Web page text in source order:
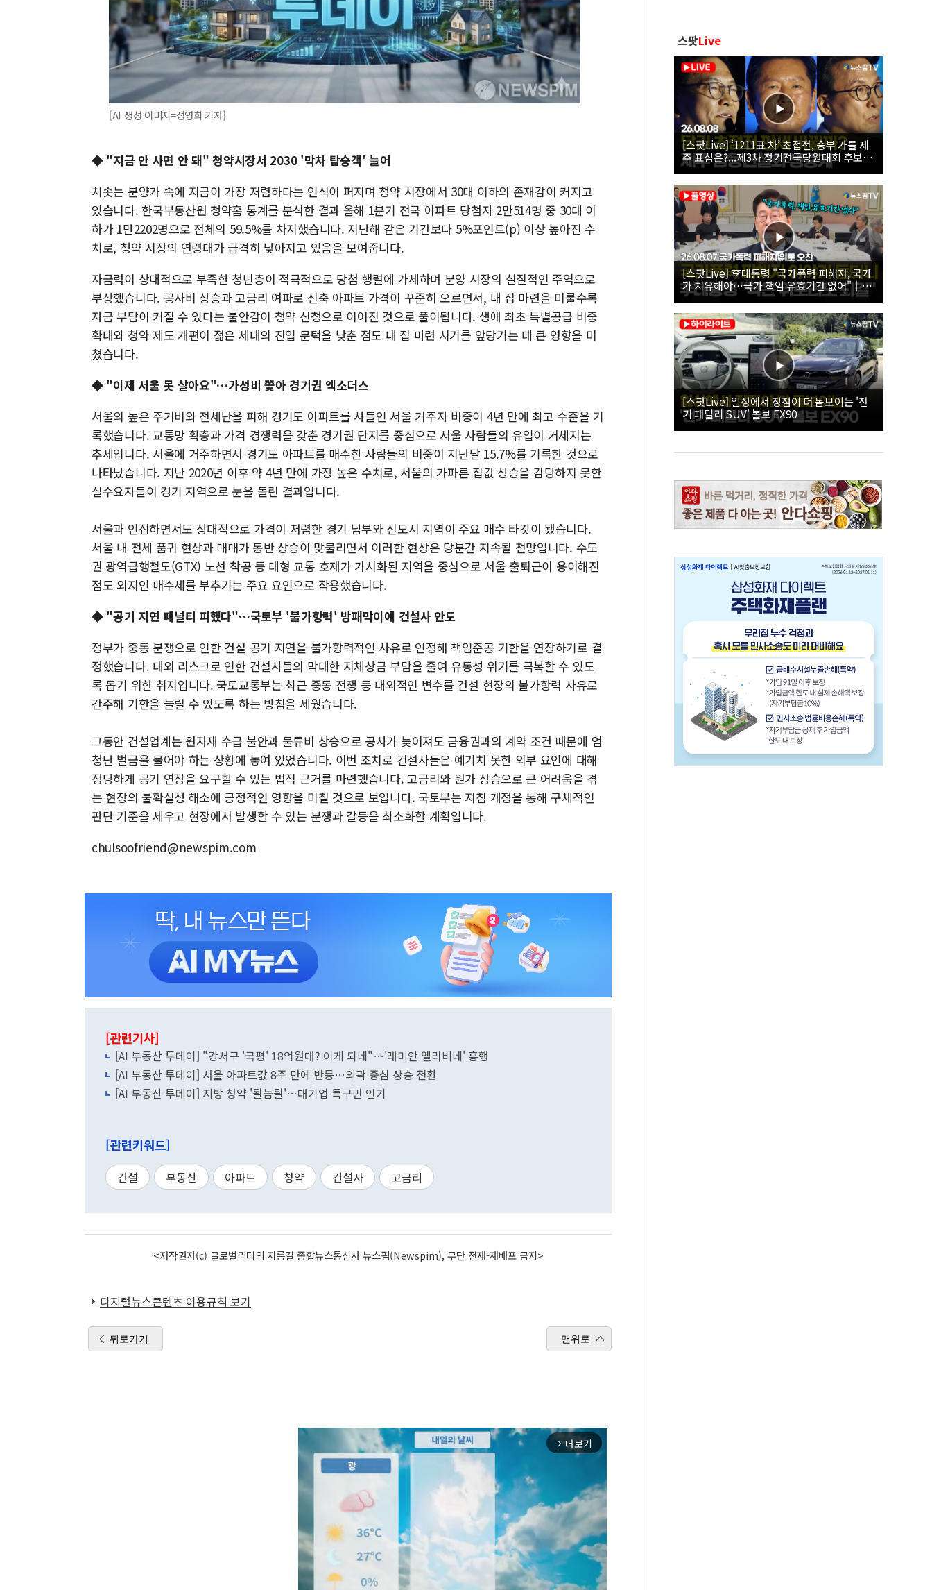
[AI 생성 이미지=정영희 기자]
◆ "지금 안 사면 안 돼" 청약시장서 2030 '막차 탑승객' 늘어
치솟는 분양가 속에 지금이 가장 저렴하다는 인식이 퍼지며 청약 시장에서 30대 이하의 존재감이 커지고
있습니다. 한국부동산원 청약홈 통계를 분석한 결과 올해 1분기 전국 아파트 당첨자 2만514명 중 30대 이
하가 1만2202명으로 전체의 59.5%를 차지했습니다. 지난해 같은 기간보다 5%포인트(p) 이상 높아진 수
치로, 청약 시장의 연령대가 급격히 낮아지고 있음을 보여줍니다.
자금력이 상대적으로 부족한 청년층이 적극적으로 당첨 행렬에 가세하며 분양 시장의 실질적인 주역으로
부상했습니다. 공사비 상승과 고금리 여파로 신축 아파트 가격이 꾸준히 오르면서, 내 집 마련을 미룰수록
자금 부담이 커질 수 있다는 불안감이 청약 신청으로 이어진 것으로 풀이됩니다. 생애 최초 특별공급 비중
확대와 청약 제도 개편이 젊은 세대의 진입 문턱을 낮춘 점도 내 집 마련 시기를 앞당기는 데 큰 영향을 미
쳤습니다.
◆ "이제 서울 못 살아요"…가성비 쫓아 경기권 엑소더스
서울의 높은 주거비와 전세난을 피해 경기도 아파트를 사들인 서울 거주자 비중이 4년 만에 최고 수준을 기
록했습니다. 교통망 확충과 가격 경쟁력을 갖춘 경기권 단지를 중심으로 서울 사람들의 유입이 거세지는
추세입니다. 서울에 거주하면서 경기도 아파트를 매수한 사람들의 비중이 지난달 15.7%를 기록한 것으로
나타났습니다. 지난 2020년 이후 약 4년 만에 가장 높은 수치로, 서울의 가파른 집값 상승을 감당하지 못한
실수요자들이 경기 지역으로 눈을 돌린 결과입니다.
서울과 인접하면서도 상대적으로 가격이 저렴한 경기 남부와 신도시 지역이 주요 매수 타깃이 됐습니다.
서울 내 전세 품귀 현상과 매매가 동반 상승이 맞물리면서 이러한 현상은 당분간 지속될 전망입니다. 수도
권 광역급행철도(GTX) 노선 착공 등 대형 교통 호재가 가시화된 지역을 중심으로 서울 출퇴근이 용이해진
점도 외지인 매수세를 부추기는 주요 요인으로 작용했습니다.
◆ "공기 지연 페널티 피했다"…국토부 '불가항력' 방패막이에 건설사 안도
정부가 중동 분쟁으로 인한 건설 공기 지연을 불가항력적인 사유로 인정해 책임준공 기한을 연장하기로 결
정했습니다. 대외 리스크로 인한 건설사들의 막대한 지체상금 부담을 줄여 유동성 위기를 극복할 수 있도
록 돕기 위한 취지입니다. 국토교통부는 최근 중동 전쟁 등 대외적인 변수를 건설 현장의 불가항력 사유로
간주해 기한을 늘릴 수 있도록 하는 방침을 세웠습니다.
그동안 건설업계는 원자재 수급 불안과 물류비 상승으로 공사가 늦어져도 금융권과의 계약 조건 때문에 엄
청난 벌금을 물어야 하는 상황에 놓여 있었습니다. 이번 조치로 건설사들은 예기치 못한 외부 요인에 대해
정당하게 공기 연장을 요구할 수 있는 법적 근거를 마련했습니다. 고금리와 원가 상승으로 큰 어려움을 겪
는 현장의 불확실성 해소에 긍정적인 영향을 미칠 것으로 보입니다. 국토부는 지침 개정을 통해 구체적인
판단 기준을 세우고 현장에서 발생할 수 있는 분쟁과 갈등을 최소화할 계획입니다.
chulsoofriend@newspim.com
[관련기사]
[AI 부동산 투데이] "강서구 '국평' 18억원대? 이게 되네"…'래미안 엘라비네' 흥행
[AI 부동산 투데이] 서울 아파트값 8주 만에 반등…외곽 중심 상승 전환
[AI 부동산 투데이] 지방 청약 '될놈될'…대기업 특구만 인기
[관련키워드]
건설 부동산 아파트 청약 건설사 고금리
<저작권자(c) 글로벌리더의 지름길 종합뉴스통신사 뉴스핌(Newspim), 무단 전재-재배포 금지>
디지털뉴스콘텐츠 이용규칙 보기
뒤로가기 맨위로
arrow_forward_ios 더보기
스팟Live
[스팟Live] ‘1211표 차’ 초접전, 승부 가를 제
주 표심은?...제3차 정기전국당원대회 후보자
제주 합동연설회 생중계 | 26.08.08
[스팟Live] 李대통령 "국가폭력 피해자, 국가
가 치유해야…국가 책임 유효기간 없어"｜
26.08.07 국가폭력 피해자 위로 오찬
[스팟Live] 일상에서 장점이 더 돋보이는 '전
기 패밀리 SUV' 볼보 EX90